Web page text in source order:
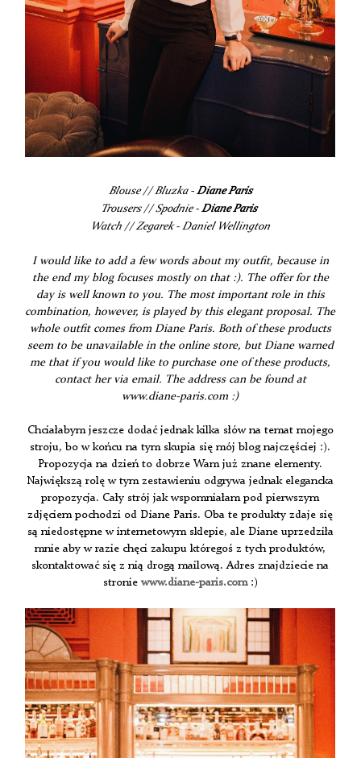
Blouse // Bluzka - Diane Paris
Trousers // Spodnie - Diane Paris
Watch // Zegarek - Daniel Wellington
I would like to add a few words about my outfit, because in
the end my blog focuses mostly on that :). The offer for the
day is well known to you. The most important role in this
combination, however, is played by this elegant proposal. The
whole outfit comes from Diane Paris. Both of these products
seem to be unavailable in the online store, but Diane warned
me that if you would like to purchase one of these products,
contact her via email. The address can be found at
www.diane-paris.com :)
Chciałabym jeszcze dodać jednak kilka słów na temat mojego
stroju, bo w końcu na tym skupia się mój blog najczęściej :).
Propozycja na dzień to dobrze Wam już znane elementy.
Największą rolę w tym zestawieniu odgrywa jednak elegancka
propozycja. Cały strój jak wspomniałam pod pierwszym
zdjęciem pochodzi od Diane Paris. Oba te produkty zdaje się
są niedostępne w internetowym sklepie, ale Diane uprzedziła
mnie aby w razie chęci zakupu któregoś z tych produktów,
skontaktować się z nią drogą mailową. Adres znajdziecie na
stronie www.diane-paris.com:)